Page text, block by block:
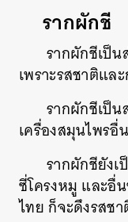
รากผักชี
รากผักชีเป็
เพราะรสชาติแ
รากผักชีเป็
เครื่องสมุนไพรอื่
รากผักชียังเ
ซี่โครงหมู และอื่
ไทยก็จะดึงรสช